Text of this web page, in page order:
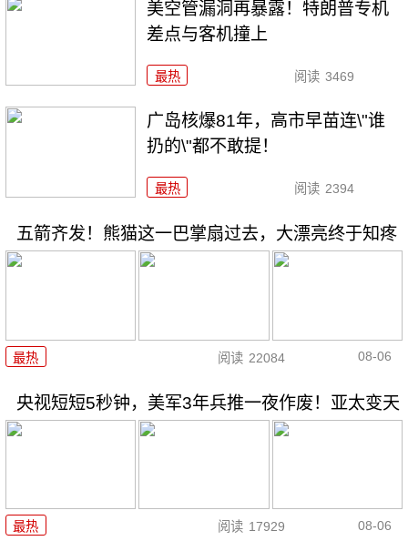
美空管漏洞再暴露！特朗普专机
差点与客机撞上
最热 阅读 3469
广岛核爆81年，高市早苗连\"谁
扔的\"都不敢提！
最热 阅读 2394
五箭齐发！熊猫这一巴掌扇过去，大漂亮终于知疼
最热 阅读 22084 08-06
央视短短5秒钟，美军3年兵推一夜作废！亚太变天
最热 阅读 17929 08-06